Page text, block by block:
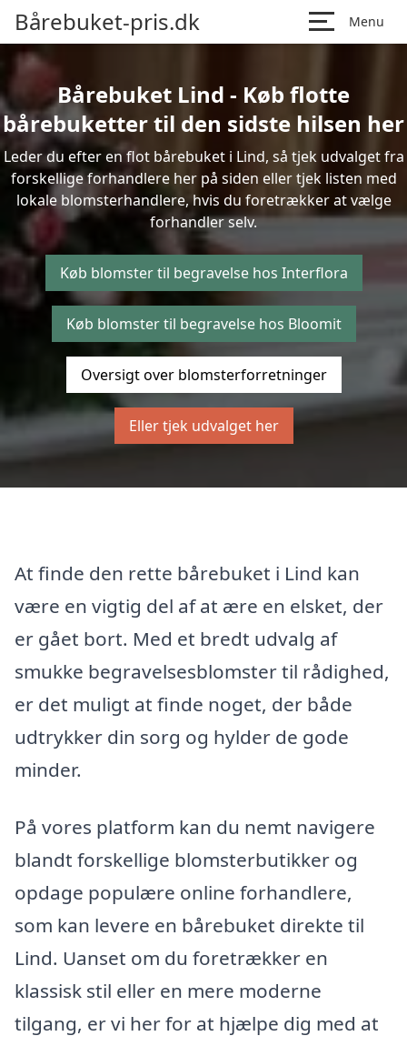
Bårebuket-pris.dk Menu
Bårebuket Lind - Køb flotte
bårebuketter til den sidste hilsen her
Leder du efter en flot bårebuket i Lind, så tjek udvalget fra
forskellige forhandlere her på siden eller tjek listen med
lokale blomsterhandlere, hvis du foretrækker at vælge
forhandler selv.
Køb blomster til begravelse hos Interflora
Køb blomster til begravelse hos Bloomit
Oversigt over blomsterforretninger
Eller tjek udvalget her
At finde den rette bårebuket i Lind kan
være en vigtig del af at ære en elsket, der
er gået bort. Med et bredt udvalg af
smukke begravelsesblomster til rådighed,
er det muligt at finde noget, der både
udtrykker din sorg og hylder de gode
minder.
På vores platform kan du nemt navigere
blandt forskellige blomsterbutikker og
opdage populære online forhandlere,
som kan levere en bårebuket direkte til
Lind. Uanset om du foretrækker en
klassisk stil eller en mere moderne
tilgang, er vi her for at hjælpe dig med at